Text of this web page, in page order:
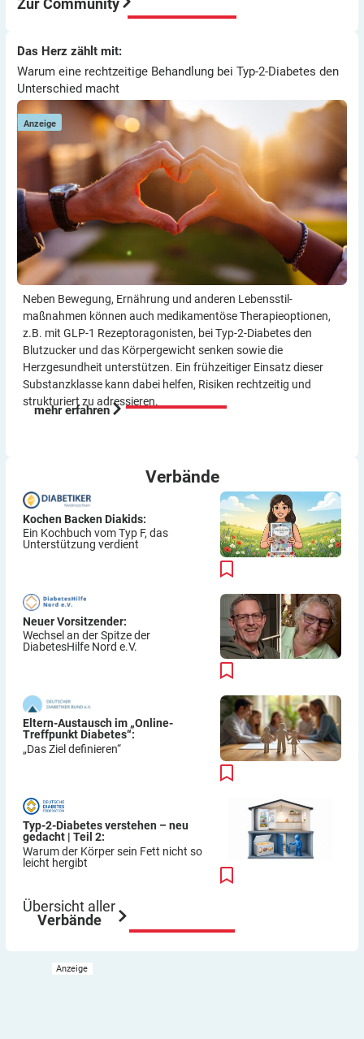
Zur Community
Warum eine rechtzeitige Behandlung bei Typ-2-Diabetes den
Das Herz zählt mit:
Warum eine rechtzeitige Behandlung bei Typ-2-Diabetes den
Unterschied macht
Anzeige
Neben Bewegung, Ernährung und anderen Lebensstil­
maßnahmen können auch medikamentöse Therapie­optionen,
z.B. mit GLP-1 Rezeptor­agonisten, bei Typ-2-Diabetes den
Blutzucker und das Körper­gewicht senken sowie die
Herzgesundheit unterstützen. Ein frühzeitiger Einsatz dieser
Substanzklasse kann dabei helfen, Risiken rechtzeitig und
strukturiert zu adressieren.
mehr erfahren
Verbände
Kochen Backen Diakids:
Ein Kochbuch vom Typ F, das
Unterstützung verdient
Neuer Vorsitzender:
Wechsel an der Spitze der
DiabetesHilfe Nord e.V.
Eltern-Austausch im „Online-
Treffpunkt Diabetes“:
„Das Ziel definieren“
Typ-2-Diabetes verstehen – neu
gedacht | Teil 2:
Warum der Körper sein Fett nicht so
leicht hergibt
Übersicht aller
Verbände